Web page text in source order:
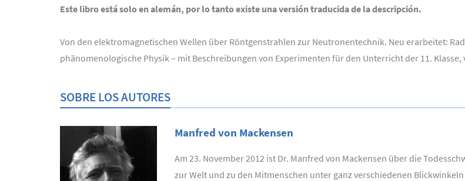
Este libro está solo en alemán, por lo tanto existe una versión traducida de la descripción.
Von den elektromagnetischen Wellen über Röntgenstrahlen zur Neutronentechnik. Neu erarbeitet:
phänomenologische Physik – mit Beschreibungen von Experimenten für den Unterricht der 11.
SOBRE LOS AUTORES
Manfred von Mackensen
Am 23. November 2012 ist Dr. Manfred von Mackensen über die
zur Welt und zu den Mitmenschen unter ganz verschiedenen